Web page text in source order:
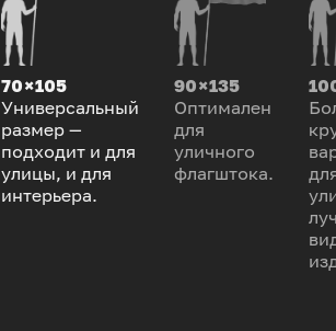
70 × 105
Универсальный
размер —
подходит и для
улицы, и для
интерьера.
90 × 135
Оптимален
для
уличного
флагштока.